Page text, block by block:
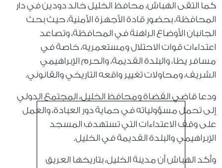
كما التقى الهباش، محافظ الخليل خالد دودين في دار
المحافظة، بحضور قادة الأجهزة الأمنية، حيث بحث
الجانبان الأوضاع الراهنة في المحافظة، وتصاعد
اعتداءات قوات الاحتلال ومستعمريه، خاصة في
مسافر يطا، والبلدة القديمة، والحرم الإبراهيمي
الشريف، ومحاولات تغيير واقعه التاريخي والقانوني.
ودعا قاضي القضاة ومحافظ الخليل، المجتمع الدولي
إلى تحمل مسؤولياته في حماية دور العبادة، والعمل
على وقف الاعتداءات التي تستهدف المسجد
الإبراهيمي والبلدة القديمة في الخليل.
وأكد الهباش أن مدينة الخليل، بتاريخها العريق